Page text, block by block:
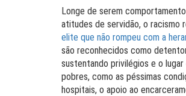
Longe de serem
atitudes de servidão, o racismo
elite que não rompeu com a
são reconhecidos como
sustentando privilégios e o
pobres, como as péssimas
hospitais, o apoio ao